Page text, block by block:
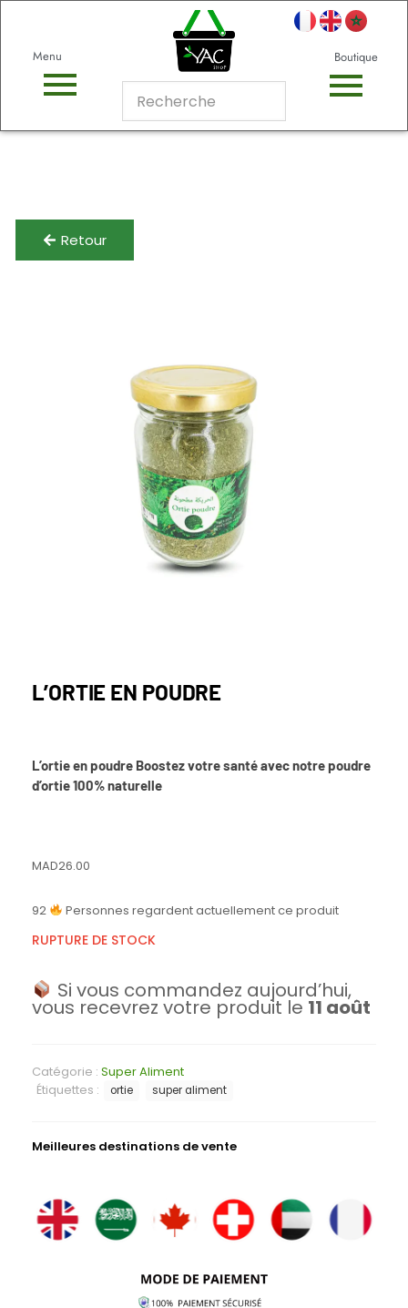
Menu Boutique
Retour
L’ORTIE EN POUDRE
L’ortie en poudre Boostez votre santé avec notre poudre
d’ortie 100% naturelle
MAD26.00
92 Personnes regardent actuellement ce produit
RUPTURE DE STOCK
Si vous commandez aujourd’hui,
vous recevrez votre produit le 11 août
Catégorie : Super Aliment
Étiquettes :
ortie super aliment
Meilleures destinations de vente